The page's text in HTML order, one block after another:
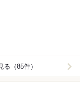
（85件）